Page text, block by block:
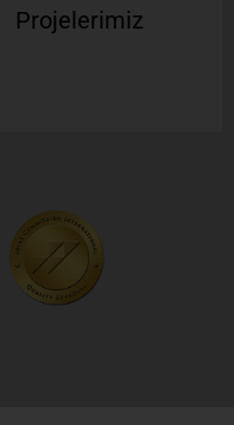
Projelerimiz